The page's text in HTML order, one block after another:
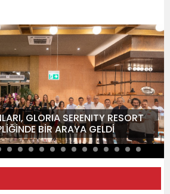
GLORIA SERENITY RESORT
BİR ARAYA GELDİ